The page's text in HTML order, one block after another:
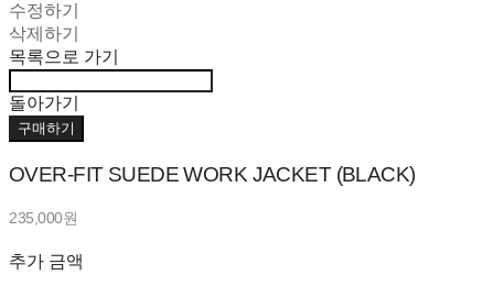
수정하기
삭제하기
목록으로 가기
돌아가기
구매하기
OVER-FIT SUEDE WORK JACKET (BLACK)
235,000원
추가 금액